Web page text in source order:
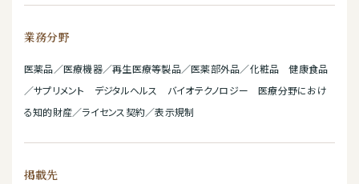
業務分野
医薬品／医療機器／再生医療等製品／医薬部外品／化粧品 健康食品
／サプリメント デジタルヘルス バイオテクノロジー 医療分野におけ
る知的財産／ライセンス契約／表示規制
掲載先